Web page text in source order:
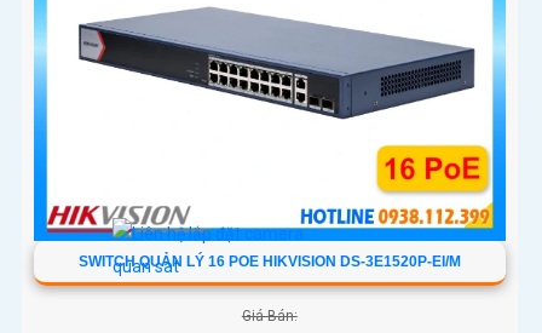
SWITCH QUẢN LÝ 16 POE HIKVISION DS-3E1520P-EI/M
Giá Bán: